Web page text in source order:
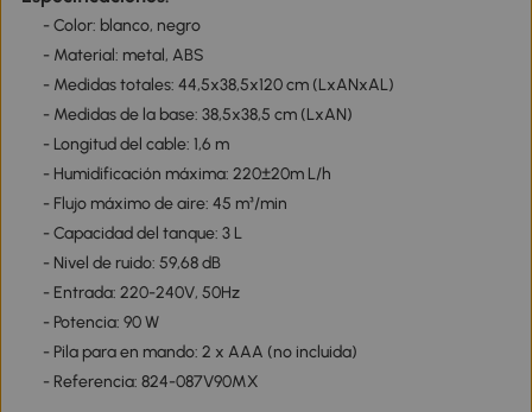
- Color: blanco, negro
- Material: metal, ABS
- Medidas totales: 44,5x38,5x120 cm (LxANxAL)
- Medidas de la base: 38,5x38,5 cm (LxAN)
- Longitud del cable: 1,6 m
- Humidificación máxima: 220±20m L/h
- Flujo máximo de aire: 45 m³/min
- Capacidad del tanque: 3 L
- Nivel de ruido: 59,68 dB
- Entrada: 220-240V, 50Hz
- Potencia: 90 W
- Pila para en mando: 2 x AAA (no incluida)
- Referencia: 824-087V90MX